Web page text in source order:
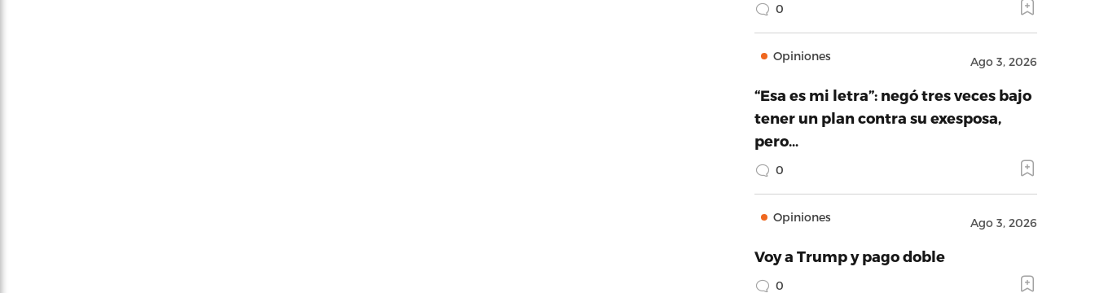
0
Opiniones Ago 3, 2026
“Esa es mi letra”: negó tres veces bajo
tener un plan contra su exesposa,
pero…
0
Opiniones Ago 3, 2026
Voy a Trump y pago doble
0